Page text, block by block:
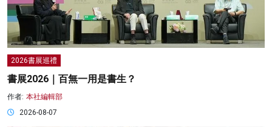
2026書展巡禮
書展2026｜百無一用是書生？
作者: 本社編輯部
2026-08-07